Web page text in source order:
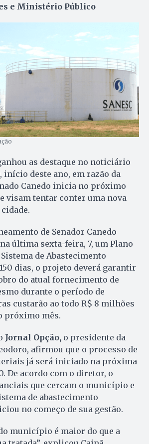
e Ministério Público
as destaque no noticiário
início deste ano, em razão da
Canedo inicia no próximo
visam tentar conter uma nova
de Senador Canedo
última sexta-feira, 7, um Plano
de Abastecimento
dias, o projeto deverá garantir
do atual fornecimento de
durante o período de
custarão ao todo R$ 8 milhões
próximo mês.
Jornal Opção, o presidente da
afirmou que o processo de
já será iniciado na próxima
De acordo com o diretor, o
que cercam o município e
de abastecimento
no começo de sua gestão.
município é maior do que a